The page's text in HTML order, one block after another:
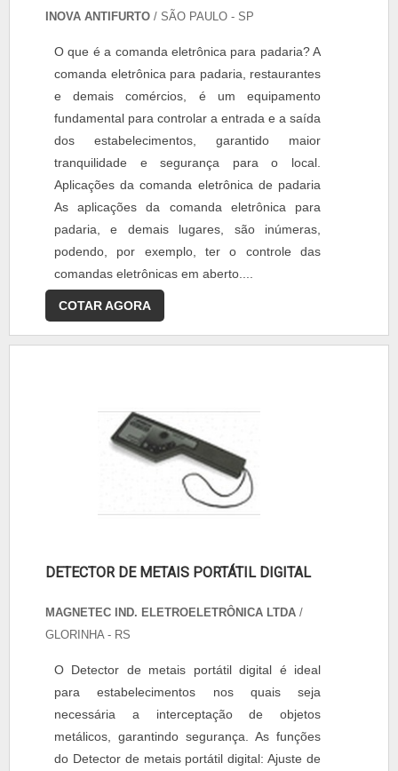
INOVA ANTIFURTO / SÃO PAULO - SP
O que é a comanda eletrônica para padaria? A
comanda eletrônica para padaria, restaurantes
e demais comércios, é um equipamento
fundamental para controlar a entrada e a saída
dos estabelecimentos, garantido maior
tranquilidade e segurança para o local.
Aplicações da comanda eletrônica de padaria
As aplicações da comanda eletrônica para
padaria, e demais lugares, são inúmeras,
podendo, por exemplo, ter o controle das
comandas eletrônicas em aberto....
COTAR AGORA
DETECTOR DE METAIS PORTÁTIL DIGITAL
MAGNETEC IND. ELETROELETRÔNICA LTDA /
GLORINHA - RS
O Detector de metais portátil digital é ideal
para estabelecimentos nos quais seja
necessária a interceptação de objetos
metálicos, garantindo segurança. As funções
do Detector de metais portátil digital: Ajuste de